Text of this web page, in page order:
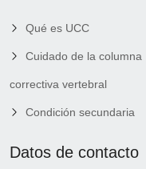
Qué es UCC
Cuidado de la columna
correctiva vertebral
Condición secundaria
Datos de contacto